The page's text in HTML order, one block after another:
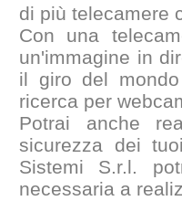
di più telecamere
Con una
un'immagine in
il giro del
ricerca per
Potrai anche
sicurezza dei
Sistemi S.r.l.
necessaria a